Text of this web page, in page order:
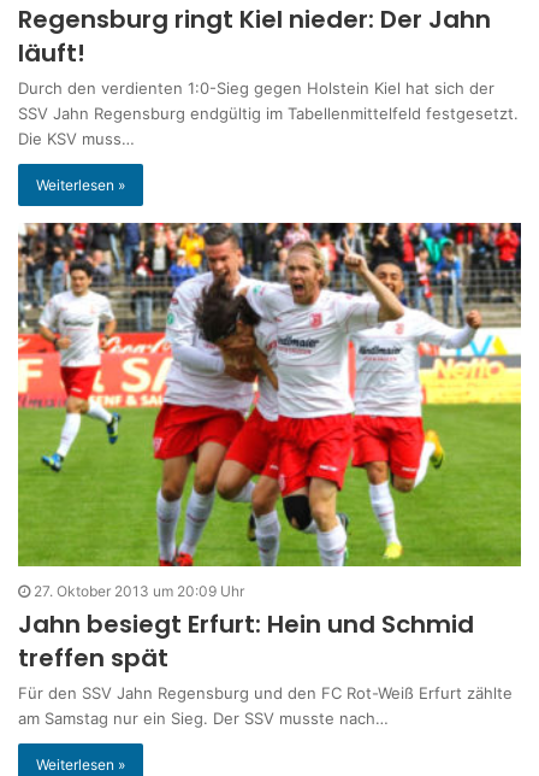
Regensburg ringt Kiel nieder: Der Jahn
läuft!
Durch den verdienten 1:0-Sieg gegen Holstein Kiel hat sich der
SSV Jahn Regensburg endgültig im Tabellenmittelfeld festgesetzt.
Die KSV muss…
Weiterlesen »
27. Oktober 2013 um 20:09 Uhr
Jahn besiegt Erfurt: Hein und Schmid
treffen spät
Für den SSV Jahn Regensburg und den FC Rot-Weiß Erfurt zählte
am Samstag nur ein Sieg. Der SSV musste nach…
Weiterlesen »